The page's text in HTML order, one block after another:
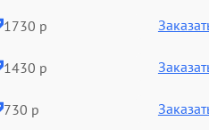
1730 р
1430 р
730 р